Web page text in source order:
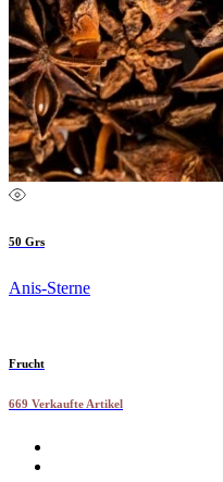
50 Grs
Anis-Sterne
Frucht
669 Verkaufte Artikel